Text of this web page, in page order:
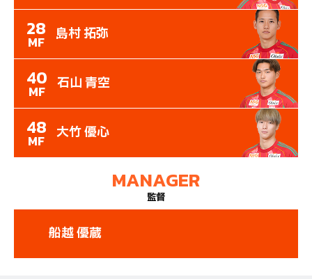
28
MF 島村 拓弥
40
MF 石山 青空
48
MF 大竹 優心
MANAGER
監督
船越 優蔵